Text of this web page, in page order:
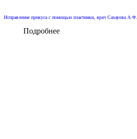
Исправление прикуса с помощью пластинки, врач Сахауова А.Ф.
Подробнее